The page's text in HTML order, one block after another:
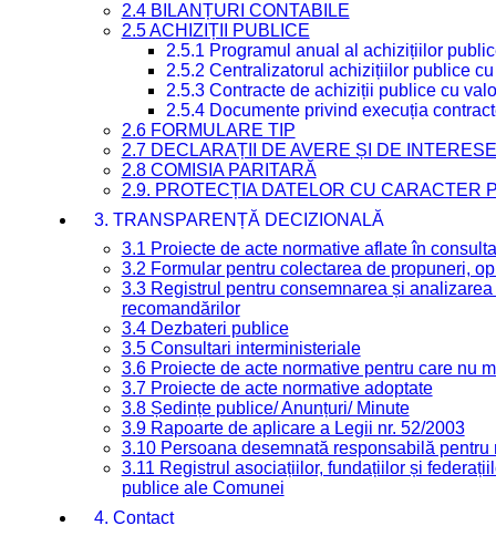
2.4 BILANȚURI CONTABILE
2.5 ACHIZIȚII PUBLICE
2.5.1 Programul anual al achizițiilor
2.5.2 Centralizatorul achizițiilor publice
2.5.3 Contracte de achiziții publice cu
2.5.4 Documente privind execuția
2.6 FORMULARE TIP
2.7 DECLARAȚII DE AVERE ȘI DE INTERESE
2.8 COMISIA PARITARĂ
2.9. PROTECȚIA DATELOR CU CARACTER
3. TRANSPARENȚĂ DECIZIONALĂ
3.1 Proiecte de acte normative aflate în
3.2 Formular pentru colectarea de propuneri,
3.3 Registrul pentru consemnarea și
recomandărilor
3.4 Dezbateri publice
3.5 Consultari interministeriale
3.6 Proiecte de acte normative pentru care nu
3.7 Proiecte de acte normative adoptate
3.8 Ședințe publice/ Anunțuri/ Minute
3.9 Rapoarte de aplicare a Legii nr. 52/2003
3.10 Persoana desemnată responsabilă
3.11 Registrul asociațiilor, fundațiilor și
publice ale Comunei
4. Contact